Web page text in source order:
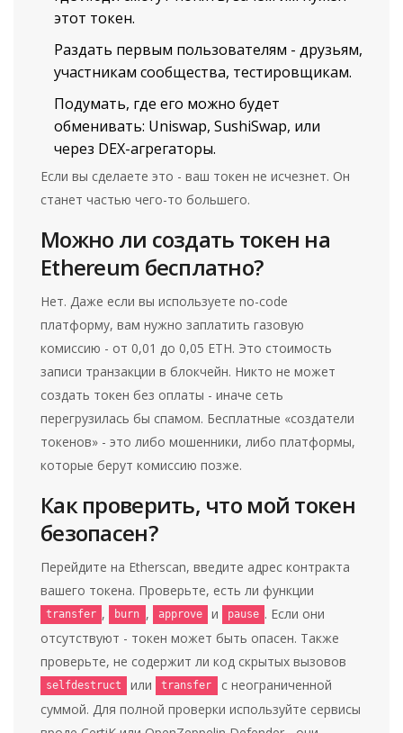
этот токен.
Раздать первым пользователям - друзьям,
участникам сообщества, тестировщикам.
Подумать, где его можно будет
обменивать: Uniswap, SushiSwap, или
через DEX-агрегаторы.
Если вы сделаете это - ваш токен не исчезнет. Он
станет частью чего-то большего.
Можно ли создать токен на
Ethereum бесплатно?
Нет. Даже если вы используете no-code
платформу, вам нужно заплатить газовую
комиссию - от 0,01 до 0,05 ETH. Это стоимость
записи транзакции в блокчейн. Никто не может
создать токен без оплаты - иначе сеть
перегрузилась бы спамом. Бесплатные «создатели
токенов» - это либо мошенники, либо платформы,
которые берут комиссию позже.
Как проверить, что мой токен
безопасен?
Перейдите на Etherscan, введите адрес контракта
вашего токена. Проверьте, есть ли функции
transfer , burn , approve и pause . Если они
отсутствуют - токен может быть опасен. Также
проверьте, не содержит ли код скрытых вызовов
selfdestruct или transfer
с неограниченной
суммой. Для полной проверки используйте сервисы